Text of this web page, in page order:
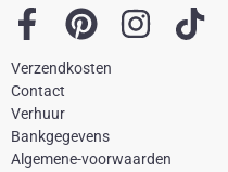
F
a
c
e
b
P
i
e
I
a
T
Verzendkosten
Contact
Verhuur
Bankgegevens
Algemene-voorwaarden